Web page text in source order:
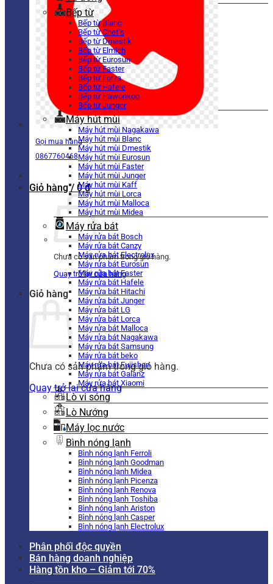
Gọi mua hàng
0867760468
Giỏ hàng / 0₫
Chưa có sản phẩm trong giỏ hàng.
Quay trở lại cửa hàng
Giỏ hàng
Chưa có sản phẩm trong giỏ hàng.
Quay trở lại cửa hàng
Bếp từ
Bếp từ Blanc
Bếp từ Chef’s
Bếp từ Dmestik
Bếp từ Elmich
Bếp từ Eurosun
Bếp từ Faster
Bếp từ Forza
Bếp từ Hafele
Bếp từ Hawonkoo
Bếp từ Junger
Máy hút mùi
Máy hút mùi Nagakawa
Máy hút mùi Blanc
Máy hút mùi Dmestik
Máy hút mùi Eurosun
Máy hút mùi Faster
Máy hút mùi Junger
Máy hút mùi Kaff
Máy hút mùi Lorca
Máy hút mùi Malloca
Máy hút mùi Midea
Máy rửa bát
Máy rửa bát Bosch
Máy rửa bát Canzy
Máy rửa bát Electrolux
Máy rửa bát Eurosun
Máy rửa bát Faster
Máy rửa bát Hafele
Máy rửa bát Hitachi
Máy rửa bát Junger
Máy rửa bát LG
Máy rửa bát Lorca
Máy rửa bát Malloca
Máy rửa bát Nagakawa
Máy rửa bát Samsung
Máy rửa bát beko
Máy rửa bát Fujishan
Máy rửa bát Galanz
Máy rửa bát Xiaomi
Lò vi sóng
Lò Nướng
Máy lọc nước
Bình nóng lạnh
Bình nóng lạnh Ferroli
Bình nóng lạnh Goodman
Bình nóng lạnh Midea
Bình nóng lạnh Picenza
Bình nóng lạnh Renova
Bình nóng lạnh Toshiba
Bình nóng lạnh Ariston
Bình nóng lạnh Casper
Bình nóng lạnh Electrolux
Phân phối độc quyền
Bán hàng doanh nghiệp
Hàng tồn kho – Giảm tới 70%